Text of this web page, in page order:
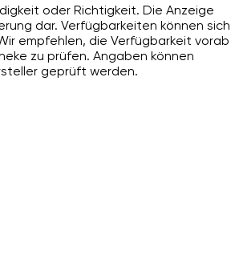
oder Richtigkeit. Die Anzeige
dar. Verfügbarkeiten können sich
empfehlen, die Verfügbarkeit vorab
zu prüfen. Angaben können
geprüft werden.